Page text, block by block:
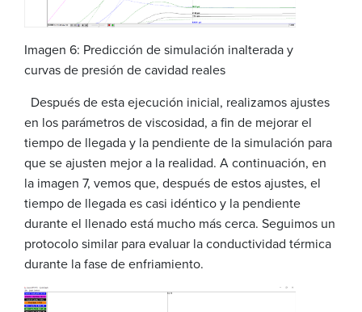
Imagen 6: Predicción de simulación inalterada y
curvas de presión de cavidad reales
Después de esta ejecución inicial, realizamos ajustes
en los parámetros de viscosidad, a fin de mejorar el
tiempo de llegada y la pendiente de la simulación para
que se ajusten mejor a la realidad. A continuación, en
la imagen 7, vemos que, después de estos ajustes, el
tiempo de llegada es casi idéntico y la pendiente
durante el llenado está mucho más cerca. Seguimos un
protocolo similar para evaluar la conductividad térmica
durante la fase de enfriamiento.